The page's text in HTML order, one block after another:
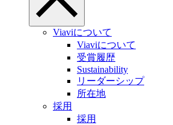
Viaviについて
Viaviについて
受賞履歴
Sustainability
リーダーシップ
所在地
採用
採用